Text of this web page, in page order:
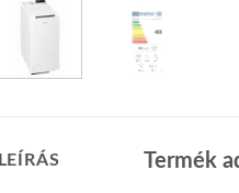
LEÍRÁS Termék